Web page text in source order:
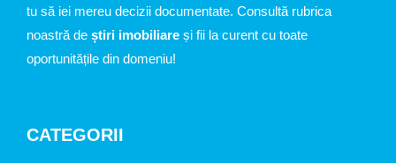
tu să iei mereu decizii documentate. Consultă rubrica
noastră de știri imobiliare și fii la curent cu toate
oportunitățile din domeniu!
CATEGORII